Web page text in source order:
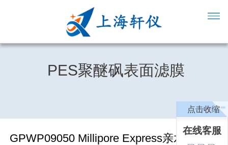
PES聚醚砜表面滤膜
GPWP09050 Millipore Express亲水性PES
点击收缩
在线客服